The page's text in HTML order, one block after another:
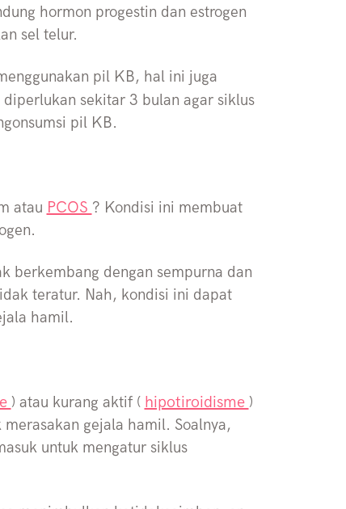
hormon progestin dan estrogen
sel telur.
pil KB, hal ini juga
diperlukan sekitar 3 bulan agar siklus
pil KB.
atau PCOS ? Kondisi ini membuat
berkembang dengan sempurna dan
teratur. Nah, kondisi ini dapat
hamil.
) atau kurang aktif ( hipotiroidisme )
gejala hamil. Soalnya,
untuk mengatur siklus